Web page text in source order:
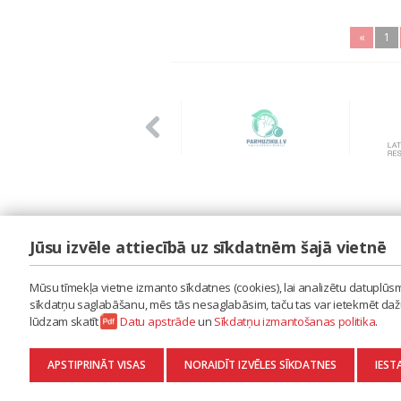
« 1
LAIPA
ES RADU MŪZIKU
AKTUALITĀTES
KONTAKTI
SĪKDATŅU IZMANTOŠANAS POLITIKA
DATU APSTRĀDE
Jūsu izvēle attiecībā uz sīkdatnēm šajā vietnē
Mūsu tīmekļa vietne izmanto sīkdatnes (cookies), lai analizētu
sīkdatņu saglabāšanu, mēs tās nesaglabāsim, taču tas var ietekmēt
lūdzam skatīt
Datu apstrādeun Sīkdatņu izmantošanas politika.
APSTIPRINĀT VISAS NORAIDĪT IZVĒLES SĪKDATNES